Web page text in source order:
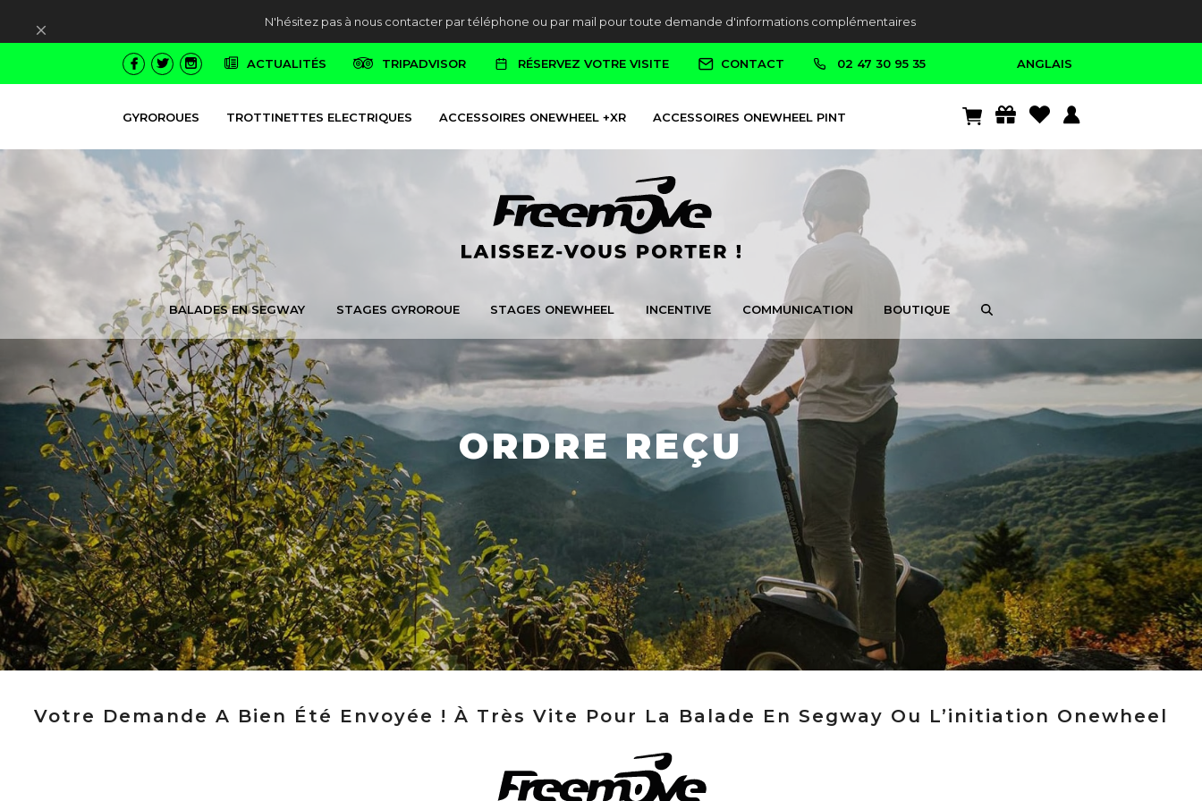
N'hésitez pas à nous contacter par téléphone ou par mail pour toute demande d'informations complémentaires
Ignorer
ACTUALITÉS TRIPADVISOR RÉSERVEZ VOTRE VISITE CONTACT 02 47 30 95 35 ANGLAIS
GYROROUES TROTTINETTES ELECTRIQUES ACCESSOIRES ONEWHEEL +XR ACCESSOIRES ONEWHEEL PINT
BALADES EN SEGWAY STAGES GYROROUE STAGES ONEWHEEL INCENTIVE COMMUNICATION BOUTIQUE
ORDRE REÇU
Votre Demande A Bien Été Envoyée ! À Très Vite Pour La Balade En Segway Ou L’initiation Onewheel